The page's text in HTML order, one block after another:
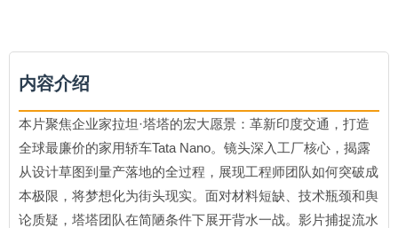
内容介绍
本片聚焦企业家拉坦·塔塔的宏大愿景：革新印度交通，打造
全球最廉价的家用轿车Tata Nano。镜头深入工厂核心，揭露
从设计草图到量产落地的全过程，展现工程师团队如何突破成
本极限，将梦想化为街头现实。面对材料短缺、技术瓶颈和舆
论质疑，塔塔团队在简陋条件下展开背水一战。影片捕捉流水